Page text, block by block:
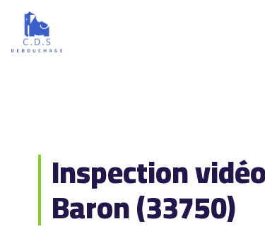
Inspection
Baron (33750)